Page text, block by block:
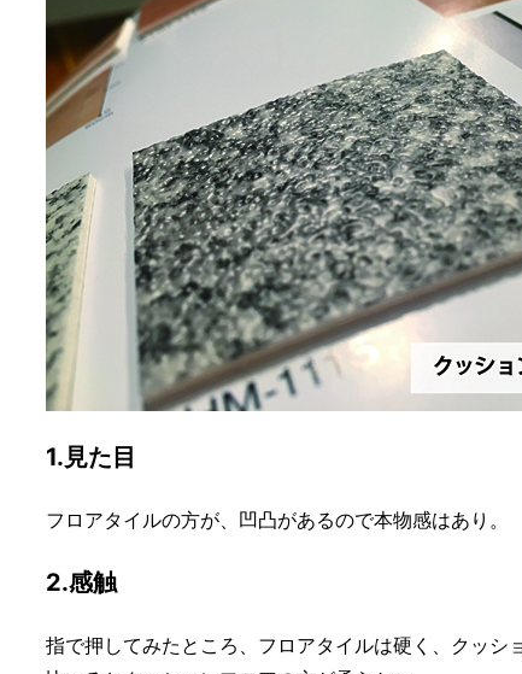
1.見た目
フロアタイルの方が、凹凸があるので本物感はあり。
2.感触
指で押してみたところ、フロアタイルは硬く、クッシ